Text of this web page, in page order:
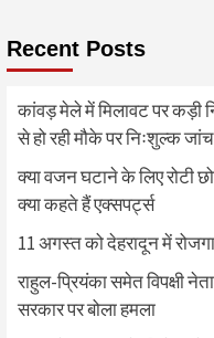
Recent Posts
कांवड़ मेले में मिलावट पर कड़ी
से हो रही मौके पर निःशुल्क जांच
क्या वजन घटाने के लिए रोटी
क्या कहते हैं एक्सपर्ट्स
11 अगस्त को देहरादून में
राहुल-प्रियंका समेत विपक्षी
सरकार पर बोला हमला